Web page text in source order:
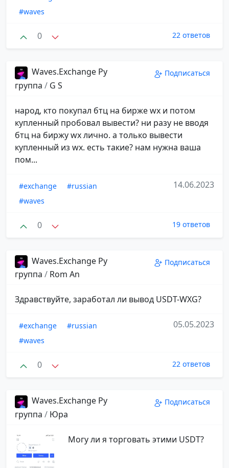
#waves
0 22 ответов
Waves.Exchange Ру
группа / G S
Подписаться
народ, кто покупал бтц на бирже wx и потом
купленный пробовал вывести? ни разу не вводя
бтц на биржу wx лично. а только вывести
купленный из wx. есть такие? нам нужна ваша
пом...
#exchange
#russian
#waves
14.06.2023
0 19 ответов
Waves.Exchange Ру
группа / Rom Аn
Подписаться
Здравствуйте, заработал ли вывод USDT-WXG?
#exchange
#russian
#waves
05.05.2023
0 22 ответов
Waves.Exchange Ру
группа / Юра
Подписаться
Могу ли я торговать этими USDT?